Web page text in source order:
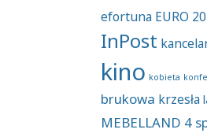
efortuna EURO
InPost
kino kobieta
brukowa krzesła
MEBELLAND 4